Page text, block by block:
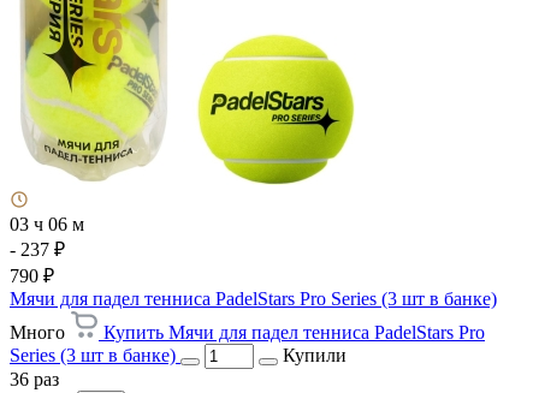
03 ч 06 м
- 237 ₽
790 ₽
Мячи для падел тенниса PadelStars Pro Series (3 шт в банке)
Много
Купить Мячи для падел тенниса PadelStars Pro
Series (3 шт в банке)
Купили
36 раз